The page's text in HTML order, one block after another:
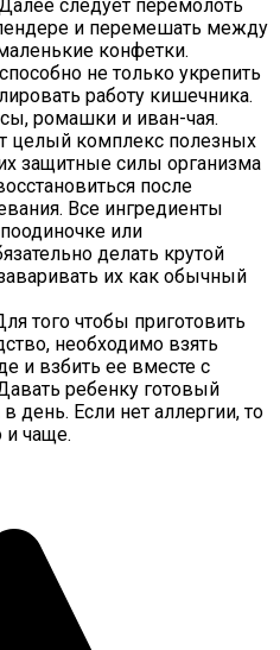
следует перемолоть
и перемешать между
конфетки.
не только укрепить
работу кишечника.
ромашки и иван-чая.
целый комплекс полезных
защитные силы организма
после
Все ингредиенты
или
делать крутой
их как обычный
того чтобы приготовить
необходимо взять
и взбить ее вместе с
ребенку готовый
день. Если нет аллергии, то
и чаще.